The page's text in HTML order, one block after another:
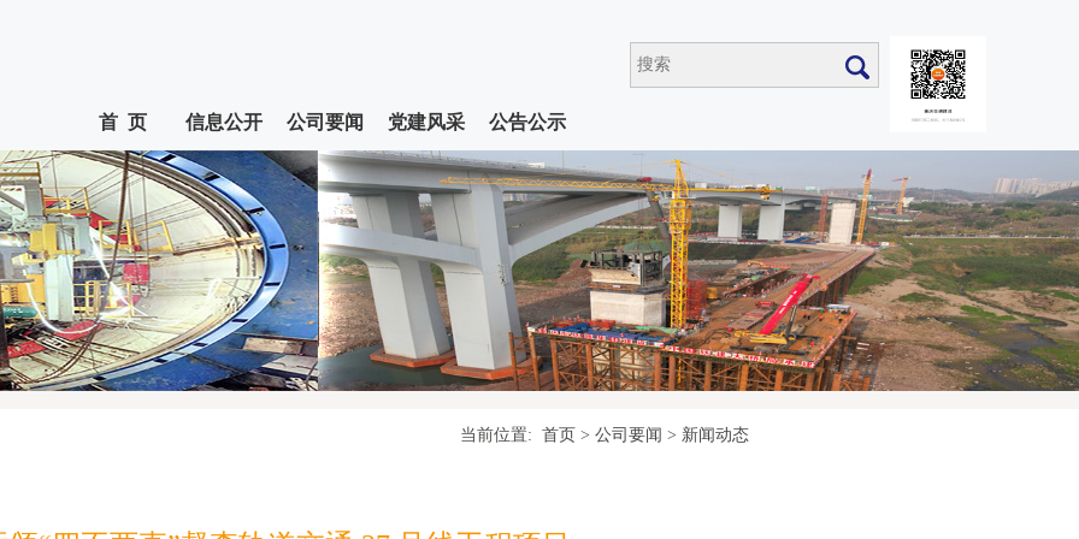
首 页 信息公开 公司要闻 党建风采 公告公示
当前位置: 首页 > 公司要闻 > 新闻动态